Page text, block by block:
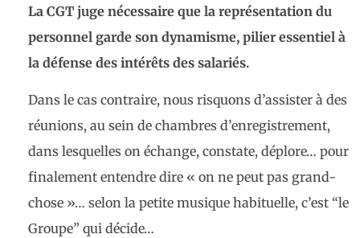
La CGT juge nécessaire que la représentation du
personnel garde son dynamisme, pilier essentiel à
la défense des intérêts des salariés.
Dans le cas contraire, nous risquons d’assister à des
réunions, au sein de chambres d’enregistrement,
dans lesquelles on échange, constate, déplore… pour
finalement entendre dire « on ne peut pas grand-
chose »… selon la petite musique habituelle, c’est “le
Groupe” qui décide…